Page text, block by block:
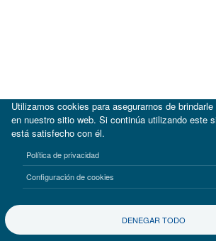
Términos de uso Aviso de privacidad
Utilizamos cookies para asegurarnos de
en nuestro sitio web. Si continúa utilizando este
está satisfecho con él.
Política de privacidad
Configuración de cookies
DENEGAR TODO